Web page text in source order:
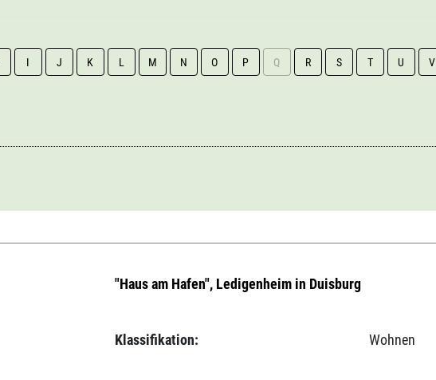
I J K L M N O P Q R S T U V
"Haus am Hafen", Ledigenheim in Duisburg
Klassifikation: Wohnen